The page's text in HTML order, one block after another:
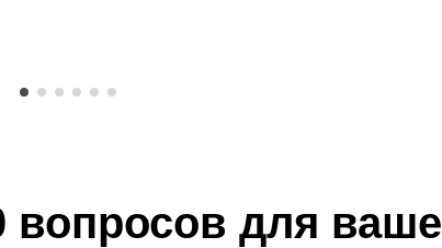
вопросов для